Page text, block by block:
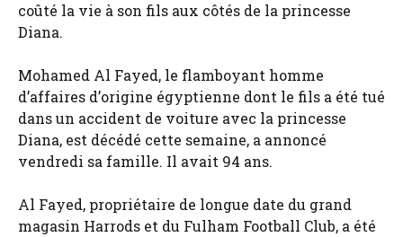
coûté la vie à son fils aux côtés de la princesse
Diana.
Mohamed Al Fayed, le flamboyant homme
d’affaires d’origine égyptienne dont le fils a été tué
dans un accident de voiture avec la princesse
Diana, est décédé cette semaine, a annoncé
vendredi sa famille. Il avait 94 ans.
Al Fayed, propriétaire de longue date du grand
magasin Harrods et du Fulham Football Club, a été